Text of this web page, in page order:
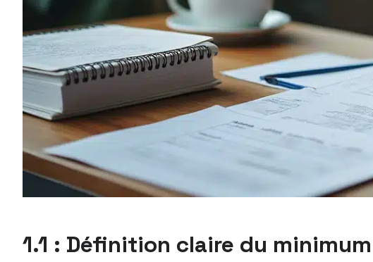
1.1 : Définition claire du